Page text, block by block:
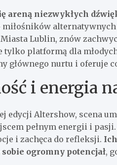
areną niezwykłych
miłośników
Miasta Lublin, znów
tylko platformą dla
głównego nurtu i oferuje
i energia
edycji Altershow, scena
pełnym energii i
i zachęca do refleksji.
ogromny potencjał,